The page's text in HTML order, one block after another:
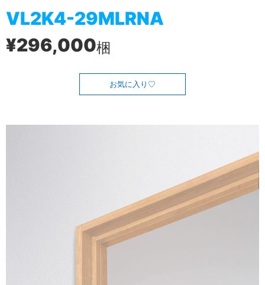
VL2K4-29MLRNA
¥296,000梱
お気に入り